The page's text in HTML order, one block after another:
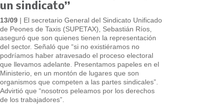
un sindicato”
13/09 | El secretario General del Sindicato Unificado
de Peones de Taxis (SUPETAX), Sebastián Ríos,
aseguró que son quienes tienen la representación
del sector. Señaló que “si no existiéramos no
podríamos haber atravesado el proceso electoral
que llevamos adelante. Presentamos papeles en el
Ministerio, en un montón de lugares que son
organismos que competen a las partes sindicales”.
Advirtió que “nosotros peleamos por los derechos
de los trabajadores”.